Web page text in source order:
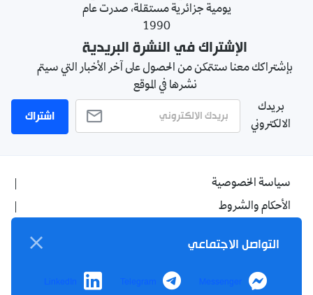
يومية جزائرية مستقلة، صدرت عام
1990
الإشتراك في النشرة البريدية
بإشتراكك معنا ستتمكن من الحصول على آخر الأخبار التي سيتم
نشرها في الموقع
بريدك
الالكتروني
اشتراك
سياسة الخصوصية
الأحكام والشروط
اتصل بنا
من نحن
التواصل الاجتماعي
Messenger
Telegram
LinkedIn